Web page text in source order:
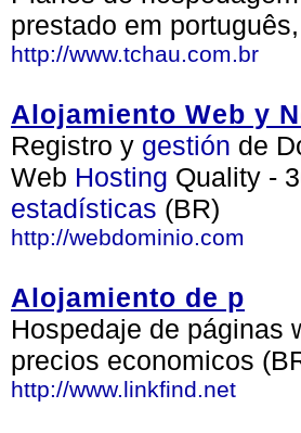
prestado em
http://www.tchau.com.br
Alojamiento Web y
Registro y gestión de
Web Hosting Quality -
estadísticas (BR)
http://webdominio.com
Alojamiento de p
Hospedaje de páginas
precios economicos
http://www.linkfind.net